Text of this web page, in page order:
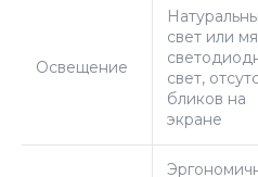
Освещение
свет или
свет,
бликов на
экране